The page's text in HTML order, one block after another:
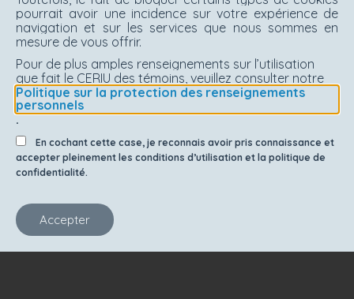
pourrait avoir une incidence sur votre expérience de
navigation et sur les services que nous sommes en
mesure de vous offrir.
Pour de plus amples renseignements sur l’utilisation
que fait le CERIU des témoins, veuillez consulter notre
Politique sur la protection des renseignements
personnels
.
En cochant cette case, je reconnais avoir pris connaissance et
accepter pleinement les conditions d’utilisation et la politique de
confidentialité.
Accepter